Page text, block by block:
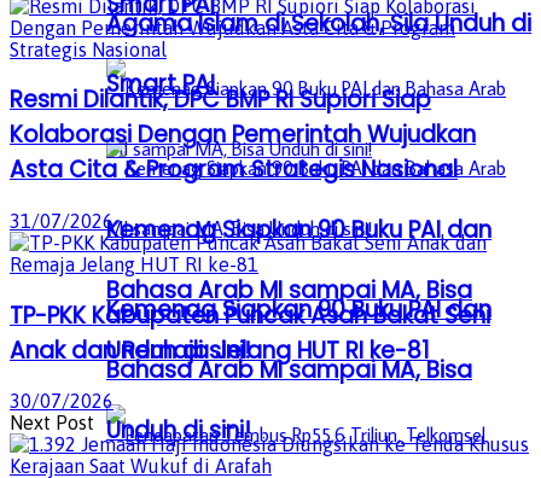
Kemenag Siapkan 90 Buku PAI dan
Bahasa Arab MI sampai MA, Bisa
Unduh di sini!
Agama Islam di Sekolah, Sila Unduh di
Smart PAI
Kemenag Siapkan 90 Buku PAI dan
Bahasa Arab MI sampai MA, Bisa
Unduh di sini!
Resmi Dilantik, DPC BMP RI Supiori Siap
Kolaborasi Dengan Pemerintah Wujudkan
Asta Cita & Program Strategis Nasional
31/07/2026
TP-PKK Kabupaten Puncak Asah Bakat Seni
Anak dan Remaja Jelang HUT RI ke-81
30/07/2026
Next Post